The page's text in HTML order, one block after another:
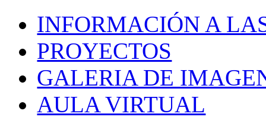
INFORMACIÓN A
PROYECTOS
GALERIA DE
AULA VIRTUAL